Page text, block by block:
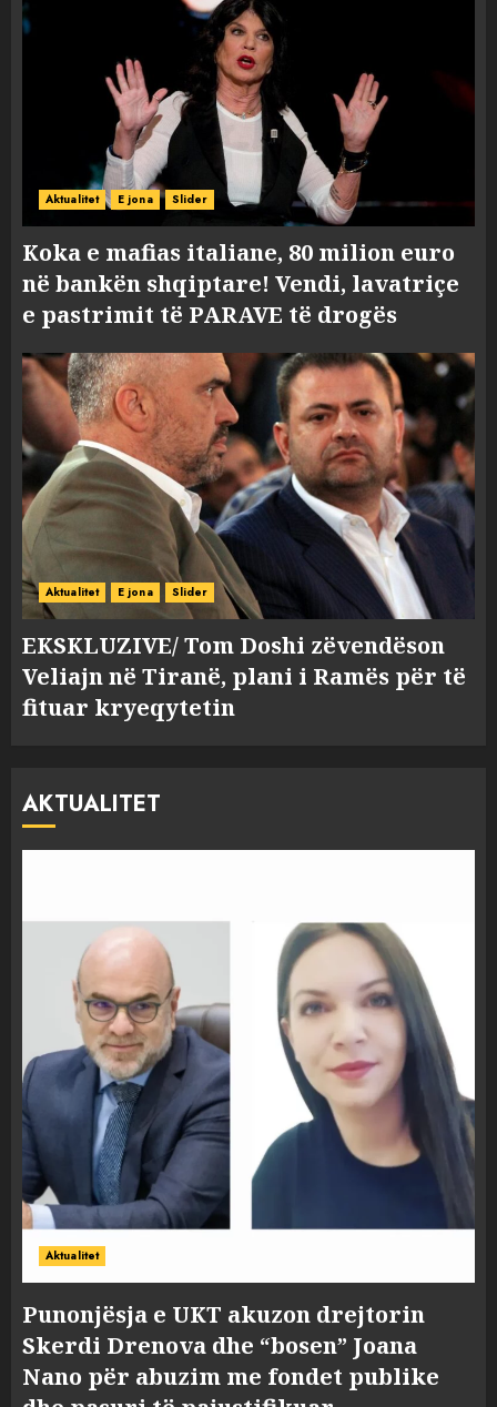
Aktualitet E jona Slider
Koka e mafias italiane, 80 milion euro
në bankën shqiptare! Vendi, lavatriçe
e pastrimit të PARAVE të drogës
Aktualitet E jona Slider
EKSKLUZIVE/ Tom Doshi zëvendëson
Veliajn në Tiranë, plani i Ramës për të
fituar kryeqytetin
AKTUALITET
Aktualitet
Punonjësja e UKT akuzon drejtorin
Skerdi Drenova dhe “bosen” Joana
Nano për abuzim me fondet publike